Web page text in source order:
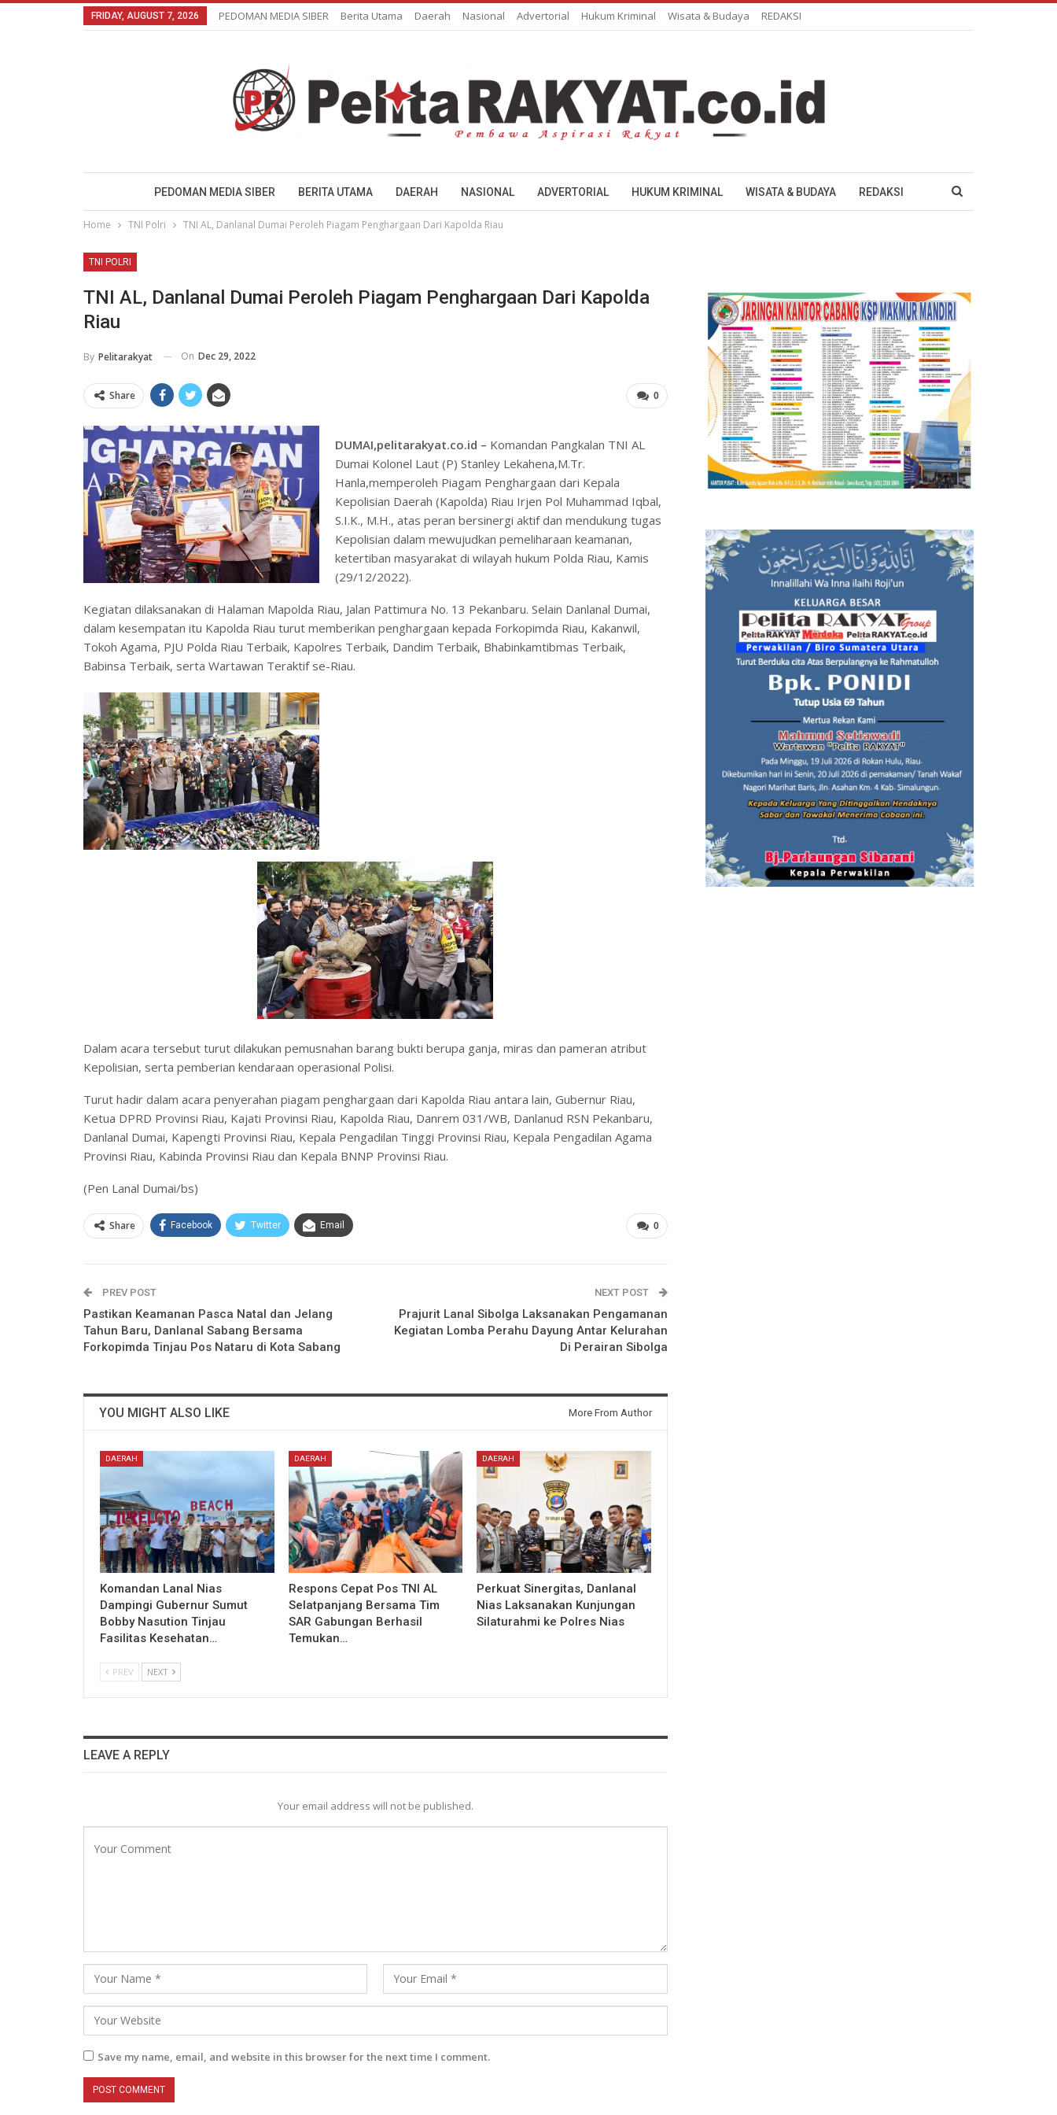
FRIDAY, AUGUST 7, 2026 PEDOMAN MEDIA SIBER Berita Utama Daerah Nasional Advertorial Hukum Kriminal Wisata & Budaya REDAKSI
PEDOMAN MEDIA SIBER BERITA UTAMA DAERAH NASIONAL ADVERTORIAL HUKUM KRIMINAL WISATA & BUDAYA REDAKSI
Home TNI Polri TNI AL, Danlanal Dumai Peroleh Piagam Penghargaan Dari Kapolda Riau
TNI POLRI
TNI AL, Danlanal Dumai Peroleh Piagam Penghargaan Dari Kapolda
Riau
By Pelitarakyat On Dec 29, 2022
0
Share
DUMAI,pelitarakyat.co.id – Komandan Pangkalan TNI AL
Dumai Kolonel Laut (P) Stanley Lekahena,M.Tr.
Hanla,memperoleh Piagam Penghargaan dari Kepala
Kepolisian Daerah (Kapolda) Riau Irjen Pol Muhammad Iqbal,
S.I.K., M.H., atas peran bersinergi aktif dan mendukung tugas
Kepolisian dalam mewujudkan pemeliharaan keamanan,
ketertiban masyarakat di wilayah hukum Polda Riau, Kamis
(29/12/2022).
Kegiatan dilaksanakan di Halaman Mapolda Riau, Jalan Pattimura No. 13 Pekanbaru. Selain Danlanal Dumai,
dalam kesempatan itu Kapolda Riau turut memberikan penghargaan kepada Forkopimda Riau, Kakanwil,
Tokoh Agama, PJU Polda Riau Terbaik, Kapolres Terbaik, Dandim Terbaik, Bhabinkamtibmas Terbaik,
Babinsa Terbaik, serta Wartawan Teraktif se-Riau.
Dalam acara tersebut turut dilakukan pemusnahan barang bukti berupa ganja, miras dan pameran atribut
Kepolisian, serta pemberian kendaraan operasional Polisi.
Turut hadir dalam acara penyerahan piagam penghargaan dari Kapolda Riau antara lain, Gubernur Riau,
Ketua DPRD Provinsi Riau, Kajati Provinsi Riau, Kapolda Riau, Danrem 031/WB, Danlanud RSN Pekanbaru,
Danlanal Dumai, Kapengti Provinsi Riau, Kepala Pengadilan Tinggi Provinsi Riau, Kepala Pengadilan Agama
Provinsi Riau, Kabinda Provinsi Riau dan Kepala BNNP Provinsi Riau.
(Pen Lanal Dumai/bs)
0
Share Facebook Twitter Email
PREV POST
Pastikan Keamanan Pasca Natal dan Jelang
Tahun Baru, Danlanal Sabang Bersama
Forkopimda Tinjau Pos Nataru di Kota Sabang
NEXT POST
Prajurit Lanal Sibolga Laksanakan Pengamanan
Kegiatan Lomba Perahu Dayung Antar Kelurahan
Di Perairan Sibolga
YOU MIGHT ALSO LIKE More From Author
DAERAH
Komandan Lanal Nias
Dampingi Gubernur Sumut
Bobby Nasution Tinjau
Fasilitas Kesehatan…
DAERAH
Respons Cepat Pos TNI AL
Selatpanjang Bersama Tim
SAR Gabungan Berhasil
Temukan…
DAERAH
Perkuat Sinergitas, Danlanal
Nias Laksanakan Kunjungan
Silaturahmi ke Polres Nias
PREV NEXT
LEAVE A REPLY
Your email address will not be published.
Save my name, email, and website in this browser for the next time I comment.